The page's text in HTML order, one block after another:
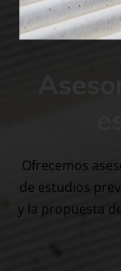
Ofrecemos
de estudios
y la propuesta